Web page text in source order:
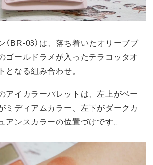
（BR-03）は、落ち着いたオリーブブ
ゴールドラメが入ったテラコッタオ
となる組み合わせ。
アイカラーパレットは、左上がベー
ミディアムカラー、左下がダークカ
アンスカラーの位置づけです。